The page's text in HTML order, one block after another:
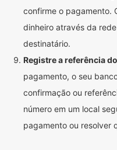
confirme o pagamento.
dinheiro através da
destinatário.
Registre a referência
pagamento, o seu
confirmação ou
número em um local
pagamento ou resolver